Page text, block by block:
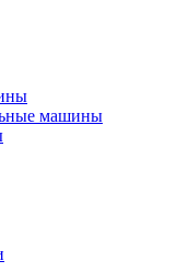
машины